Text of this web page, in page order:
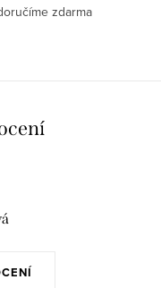
zdarma